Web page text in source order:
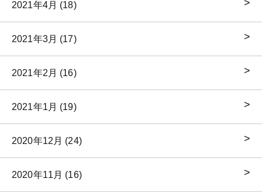
2021年4月 (18)
2021年3月 (17)
2021年2月 (16)
2021年1月 (19)
2020年12月 (24)
2020年11月 (16)